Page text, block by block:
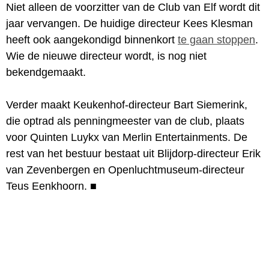
Niet alleen de voorzitter van de Club van Elf wordt dit
jaar vervangen. De huidige directeur Kees Klesman
heeft ook aangekondigd binnenkort te gaan stoppen.
Wie de nieuwe directeur wordt, is nog niet
bekendgemaakt.
Verder maakt Keukenhof-directeur Bart Siemerink,
die optrad als penningmeester van de club, plaats
voor Quinten Luykx van Merlin Entertainments. De
rest van het bestuur bestaat uit Blijdorp-directeur Erik
van Zevenbergen en Openluchtmuseum-directeur
Teus Eenkhoorn. ■